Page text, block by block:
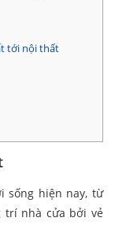
tới nội thất
sống hiện nay, từ
trí nhà cửa bởi vẻ